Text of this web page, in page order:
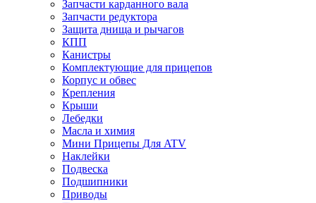
Запчасти карданного вала
Запчасти редуктора
Защита днища и рычагов
КПП
Канистры
Комплектующие для прицепов
Корпус и обвес
Крепления
Крыши
Лебедки
Масла и химия
Мини Прицепы Для ATV
Наклейки
Подвеска
Подшипники
Приводы